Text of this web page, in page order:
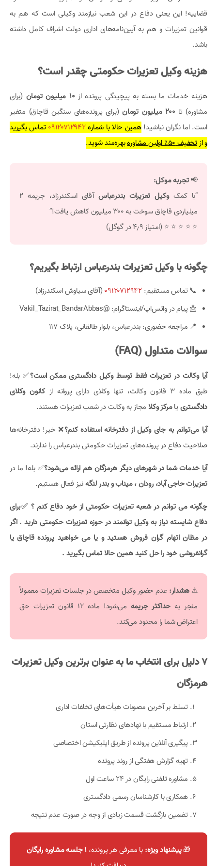
قضاییه! این یعنی دفاع در این شعب نیازمند وکیلی است که هم به
قوانین تعزیرات و هم به آیین‌نامه‌های اداری دولت اشراف کامل داشته
باشد.
هزینه وکیل تعزیرات حکومتی چقدر است؟
هزینه خدمات ما بسته به پیچیدگی پرونده از ۱۰ میلیون تومان
(برای
مشاوره) تا ۲۰۰ میلیون تومان
(برای پرونده‌های سنگین قاچاق) متغیر
است. اما نگران نباشید!همین حالا با شماره۰۹۱۲۰۷۱۲۹۴۲ تماس بگیرید
و ازتخفیف ۵۰٪ اولین مشاوره بهره‌مند شوید.
📢تجربه موکل:
“با کمکوکیل تعزیرات بندرعباس
آقای اسکندرزاد، جریمه ۲
میلیاردی قاچاق سوخت به ۳۰۰ میلیون کاهش یافت!”
⭐ ⭐ ⭐ ⭐ ⭐ (امتیاز ۴٫۹ در گوگل)
چگونه با وکیل تعزیرات بندرعباس ارتباط بگیریم؟
📞 تماس مستقیم: ۰۹۱۲۰۷۱۲۹۴۲ (آقای سیاوش اسکندرزاد)
📩 پیام در واتس‌اپ/اینستاگرام: @Vakil_Tazirat_BandarAbbas
📍 مراجعه حضوری: بندرعباس، بلوار طالقانی، پلاک ۱۱۷
سوالات متداول (FAQ)
آیا وکالت در تعزیرات فقط توسط وکیل دادگستری ممکن است؟✅ بله!
طبق ماده ۳ قانون وکالت، تنها وکلای دارای پروانه از
کانون وکلای
دادگسترییامرکز وکلا مجاز به وکالت در شعب تعزیرات هستند.
آیا می‌توانم به جای وکیل از دفترخانه استفاده کنم؟❌ خیر! دفترخانه‌ها
صلاحیت دفاع در پرونده‌های تعزیرات حکومتی بندرعباس را ندارند.
آیا خدمات شما در شهرهای دیگر هرمزگان هم ارائه می‌شود؟✅ بله! ما در
تعزیرات حاجی آباد، رودان ، میناب و بندر لنگهنیز فعال هستیم.
چگونه می توانم در شعبه تعزیرات حکومتی از خود دفاع کنم ؟ ✅برای
دفاع شایسته نیاز به وکیل توانمند در حوزه تعزیرات حکومتی دارید . اگر
در مظان اتهام گران فروش هستید و یا می خواهید پرونده قاچاق یا
گرانفروشی خود را حل کنید همین حالا تماس بگیرید .
⚠ هشدار: عدم حضور وکیل متخصص در جلسات تعزیرات معمولاً
منجر به حداکثر جریمه
می‌شود! ماده ۱۲ قانون تعزیرات حق
اعتراض شما را محدود می‌کند.
۷ دلیل برای انتخاب ما به عنوان برترین وکیل تعزیرات
هرمزگان
تسلط بر آخرین مصوبات هیأت‌های تخلفات اداری
ارتباط مستقیم با نهادهای نظارتی استان
پیگیری آنلاین پرونده از طریق اپلیکیشن اختصاصی
تهیه گزارش هفتگی از روند پرونده
مشاوره تلفنی رایگان در ۲۴ ساعت اول
همکاری با کارشناسان رسمی دادگستری
تضمین بازگشت قسمت زیادی از وجه در صورت عدم نتیجه
🎁پیشنهاد ویژه: با معرفی هر پرونده، ۱ جلسه مشاوره رایگان